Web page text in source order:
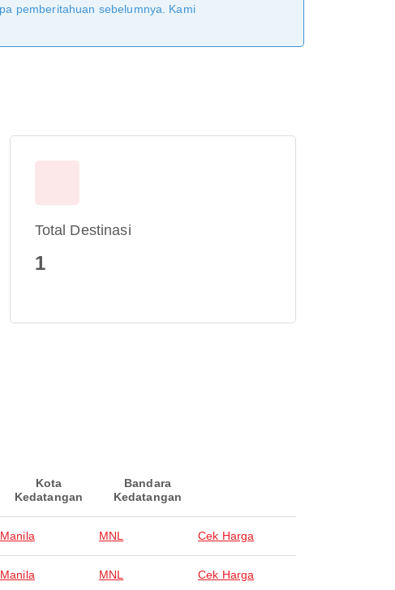
pemberitahuan sebelumnya. Kami
Total Destinasi
1
Kota
Kedatangan
Bandara
Kedatangan
Manila MNL Cek Harga
Manila MNL Cek Harga